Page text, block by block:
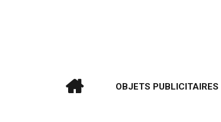
OBJETS PUBLICITAIRES